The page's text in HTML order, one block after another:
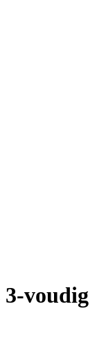
3-voudig